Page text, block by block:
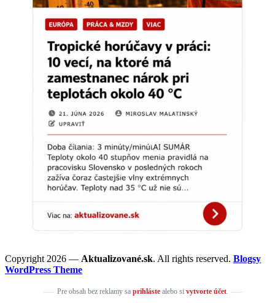
Copyright 2026 — Aktualizované.sk. All rights reserved. Blogsy
WordPress Theme
Pre obsah bez reklamy sa prihlástealebo si vytvorte účet.